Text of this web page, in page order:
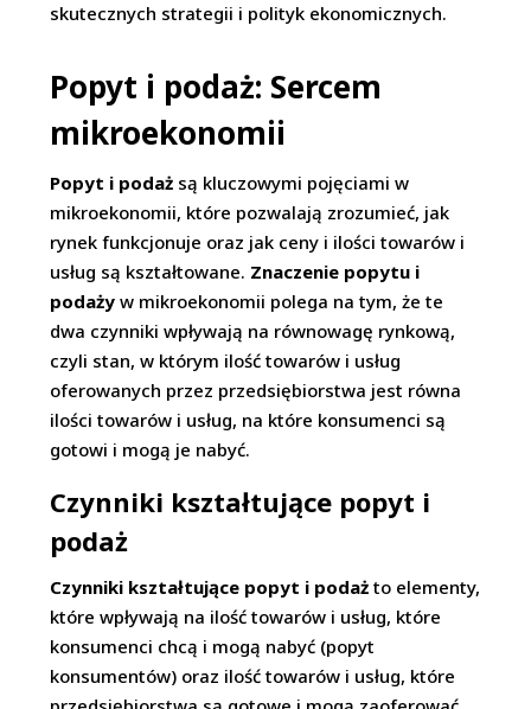
skutecznych strategii i polityk ekonomicznych.
Popyt i podaż: Sercem
mikroekonomii
Popyt i podaż są kluczowymi pojęciami w
mikroekonomii, które pozwalają zrozumieć, jak
rynek funkcjonuje oraz jak ceny i ilości towarów i
usług są kształtowane. Znaczenie popytu i
podaży w mikroekonomii polega na tym, że te
dwa czynniki wpływają na równowagę rynkową,
czyli stan, w którym ilość towarów i usług
oferowanych przez przedsiębiorstwa jest równa
ilości towarów i usług, na które konsumenci są
gotowi i mogą je nabyć.
Czynniki kształtujące popyt i
podaż
Czynniki kształtujące popyt i podaż to elementy,
które wpływają na ilość towarów i usług, które
konsumenci chcą i mogą nabyć (popyt
konsumentów) oraz ilość towarów i usług, które